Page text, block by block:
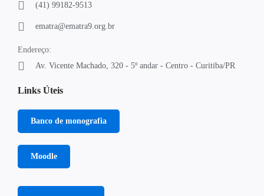
(41) 99182-9513
ematra@ematra9.org.br
Endereço:
Av. Vicente Machado, 320 - 5º andar - Centro - Curitiba/PR
Links Úteis
Banco de monografia
Moodle